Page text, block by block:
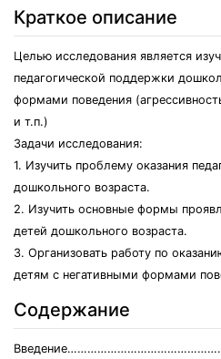
Краткое описание
Целью исследования является
педагогической поддержки
формами поведения
и т.п.)
Задачи исследования:
1. Изучить проблему оказания
дошкольного возраста.
2. Изучить основные формы
детей дошкольного возраста.
3. Организовать работу по
детям с негативными формами
Содержание